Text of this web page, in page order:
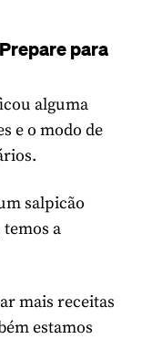
para
alguma
e o modo de
salpicão
a
mais receitas
estamos